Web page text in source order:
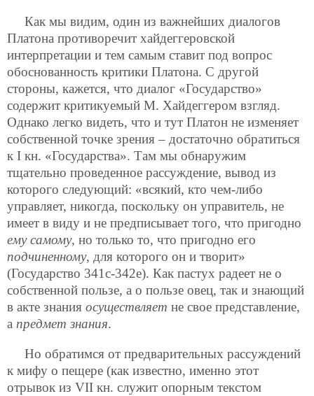
Как мы видим, один из важнейших диалогов
Платона противоречит хайдеггеровской
интерпретации и тем самым ставит под вопрос
обоснованность критики Платона. С другой
стороны, кажется, что диалог «Государство»
содержит критикуемый М. Хайдеггером взгляд.
Однако легко видеть, что и тут Платон не изменяет
собственной точке зрения – достаточно обратиться
к I кн. «Государства». Там мы обнаружим
тщательно проведенное рассуждение, вывод из
которого следующий: «всякий, кто чем-либо
управляет, никогда, поскольку он управитель, не
имеет в виду и не предписывает того, что пригодно
ему самому, но только то, что пригодно его
подчиненному, для которого он и творит»
(Государство 341с-342е). Как пастух радеет не о
собственной пользе, а о пользе овец, так и знающий
в акте знания осуществляет не свое представление,
а предмет знания.
Но обратимся от предварительных рассуждений
к мифу о пещере (как известно, именно этот
отрывок из VII кн. служит опорным текстом